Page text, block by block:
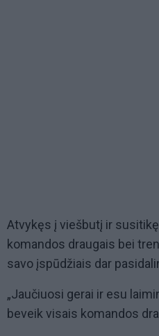
Atvykęs į viešbutį ir
komandos draugais bei
savo įspūdžiais dar
„Jaučiuosi gerai ir esu
beveik visais komandos